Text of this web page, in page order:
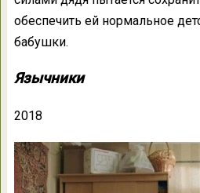
обеспечить ей нормальное
бабушки.
Язычники
2018